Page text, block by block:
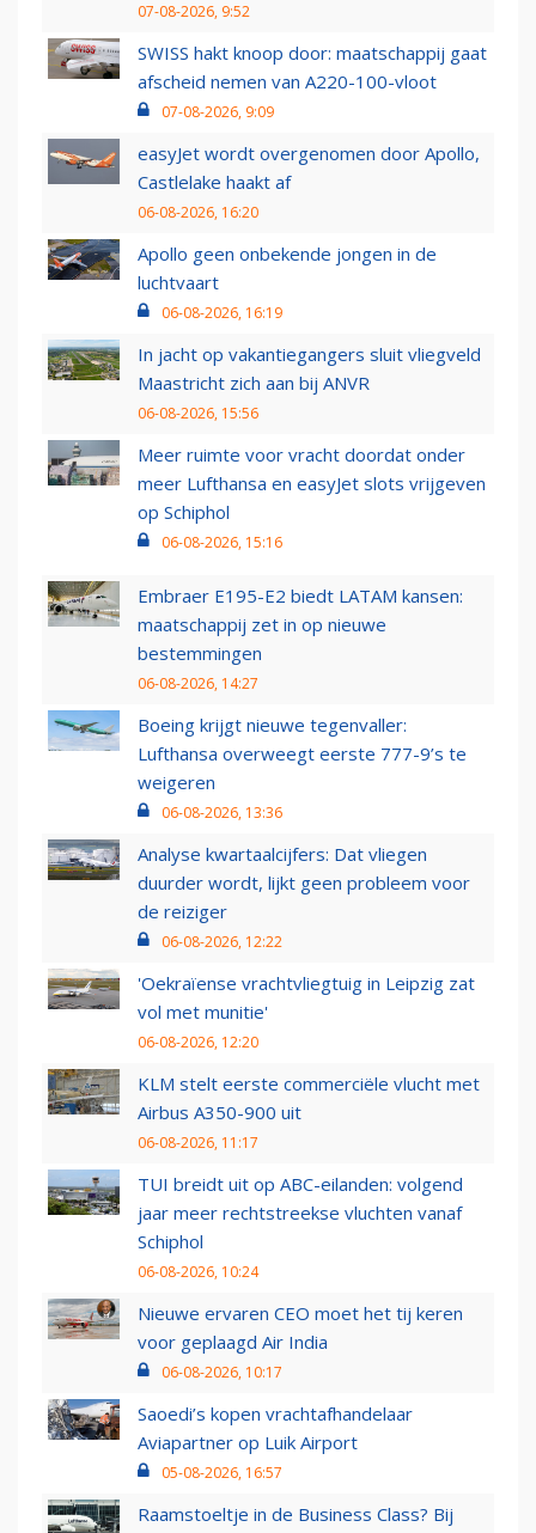
07-08-2026, 9:52
SWISS hakt knoop door: maatschappij gaat
afscheid nemen van A220-100-vloot
07-08-2026, 9:09
easyJet wordt overgenomen door Apollo,
Castlelake haakt af
06-08-2026, 16:20
Apollo geen onbekende jongen in de
luchtvaart
06-08-2026, 16:19
In jacht op vakantiegangers sluit vliegveld
Maastricht zich aan bij ANVR
06-08-2026, 15:56
Meer ruimte voor vracht doordat onder
meer Lufthansa en easyJet slots vrijgeven
op Schiphol
06-08-2026, 15:16
Embraer E195-E2 biedt LATAM kansen:
maatschappij zet in op nieuwe
bestemmingen
06-08-2026, 14:27
Boeing krijgt nieuwe tegenvaller:
Lufthansa overweegt eerste 777-9’s te
weigeren
06-08-2026, 13:36
Analyse kwartaalcijfers: Dat vliegen
duurder wordt, lijkt geen probleem voor
de reiziger
06-08-2026, 12:22
'Oekraïense vrachtvliegtuig in Leipzig zat
vol met munitie'
06-08-2026, 12:20
KLM stelt eerste commerciële vlucht met
Airbus A350-900 uit
06-08-2026, 11:17
TUI breidt uit op ABC-eilanden: volgend
jaar meer rechtstreekse vluchten vanaf
Schiphol
06-08-2026, 10:24
Nieuwe ervaren CEO moet het tij keren
voor geplaagd Air India
06-08-2026, 10:17
Saoedi’s kopen vrachtafhandelaar
Aviapartner op Luik Airport
05-08-2026, 16:57
Raamstoeltje in de Business Class? Bij